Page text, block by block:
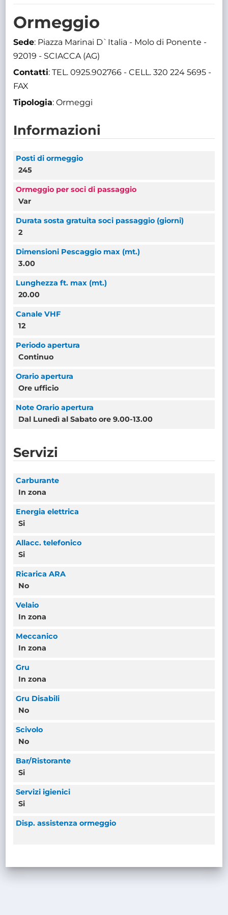
Ormeggio
Sede: Piazza Marinai D`Italia - Molo di Ponente -
92019 - SCIACCA (AG)
Contatti: TEL. 0925.902766 - CELL. 320 224 5695 -
FAX
Tipologia: Ormeggi
Informazioni
Posti di ormeggio
245
Ormeggio per soci di passaggio
Var
Durata sosta gratuita soci passaggio (giorni)
2
Dimensioni Pescaggio max (mt.)
3.00
Lunghezza ft. max (mt.)
20.00
Canale VHF
12
Periodo apertura
Continuo
Orario apertura
Ore ufficio
Note Orario apertura
Dal Lunedì al Sabato ore 9.00-13.00
Servizi
Carburante
In zona
Energia elettrica
Si
Allacc. telefonico
Si
Ricarica ARA
No
Velaio
In zona
Meccanico
In zona
Gru
In zona
Gru Disabili
No
Scivolo
No
Bar/Ristorante
Si
Servizi igienici
Si
Disp. assistenza ormeggio